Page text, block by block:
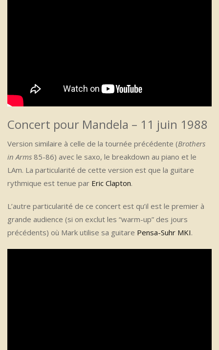
Concert pour Mandela – 11 juin 1988
Version similaire à celle de la tournée précédente (Brothers
in Arms 85-86) avec le saxo, le breakdown au piano et le
LAm. La particularité de cette version est que la guitare
rythmique est tenue par Eric Clapton.
L’autre particularité de ce concert est qu’il est le premier à
grande audience (si on exclut les “warm-up” des jours
précédents) où Mark utilise sa guitare Pensa-Suhr MKI.